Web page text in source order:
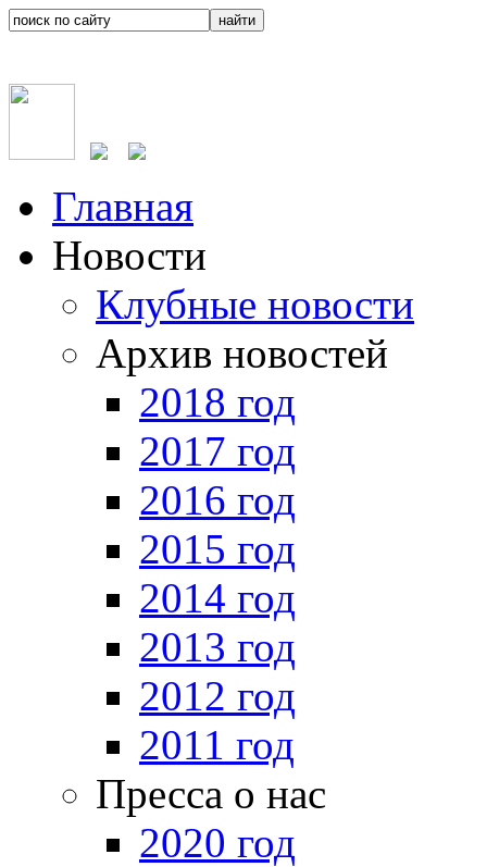
Главная
Новости
Клубные новости
Архив новостей
2018 год
2017 год
2016 год
2015 год
2014 год
2013 год
2012 год
2011 год
Пресса о нас
2020 год